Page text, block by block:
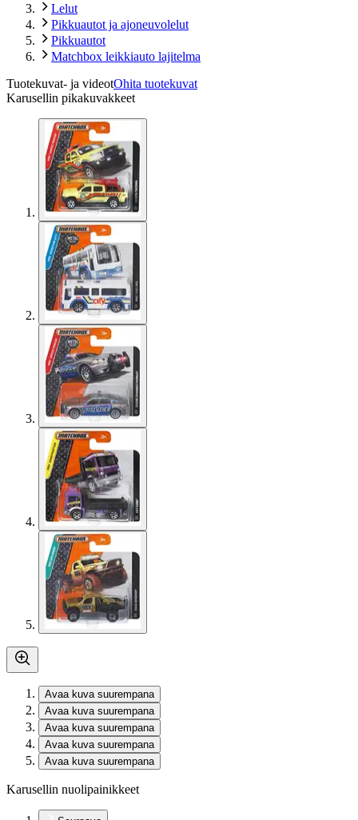
Lelut
Pikkuautot ja ajoneuvolelut
Pikkuautot
Matchbox leikkiauto lajitelma
Tuotekuvat- ja videotOhita tuotekuvat
Karusellin pikakuvakkeet
Avaa kuva suurempana
Avaa kuva suurempana
Avaa kuva suurempana
Avaa kuva suurempana
Avaa kuva suurempana
Karusellin nuolipainikkeet